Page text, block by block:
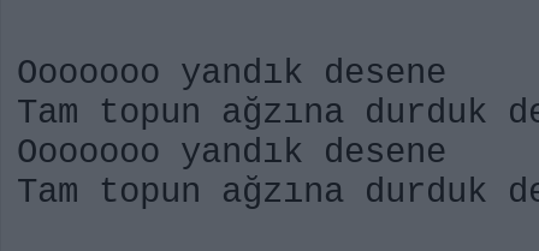
Ooooooo yandık desene
Tam topun ağzına durduk
Ooooooo yandık desene
Tam topun ağzına durduk